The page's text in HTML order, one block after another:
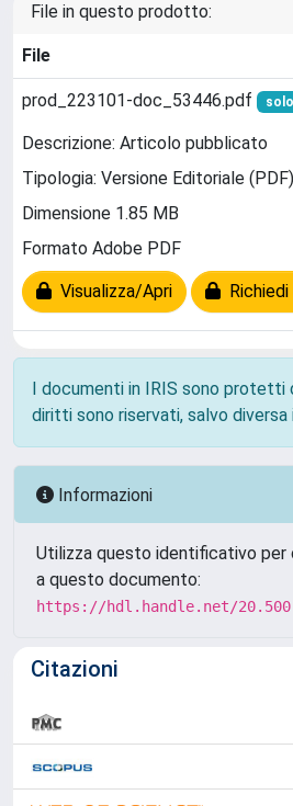
File in questo prodotto:
File
prod_223101-doc_53446.pdf
Descrizione: Articolo pubblicato
Tipologia: Versione Editoriale (PDF)
Dimensione 1.85 MB
Formato Adobe PDF
Visualizza/Apri
I documenti in IRIS sono
diritti sono riservati, salvo diversa
Informazioni
Utilizza questo identificativo per
a questo documento:
https://hdl.handle.net/
Citazioni